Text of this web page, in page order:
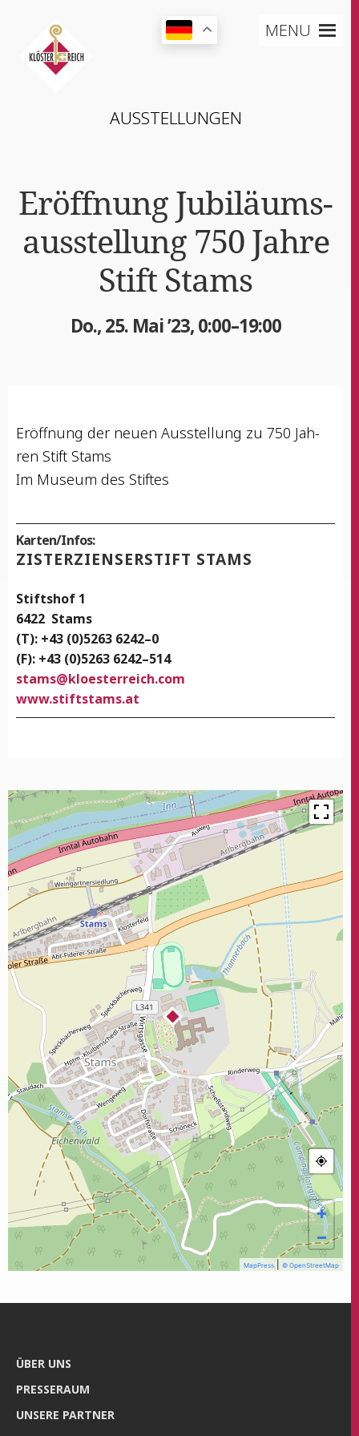
MENU
AUS­STEL­LUN­GEN
Eröff­nung Jubi­lä­ums­
aus­stel­lung 750 Jah­re
Stift Stams
Do., 25. Mai ’23, 0:00–19:00
Eröff­nung der neu­en Aus­stel­lung zu 750 Jah­
ren Stift Stams
Im Muse­um des Stiftes
Karten/Infos:
ZIS­TER­ZI­EN­SER­STIFT STAMS
Stifts­hof 1
6422 Stams
(T): +43 (0)5263 6242–0
(F): +43 (0)5263 6242–514
stams@kloesterreich.com
www.stiftstams.at
+
−
MapPress| © OpenStreetMap
ÜBER UNS
PRES­SE­RAUM
UNSE­RE PARTNER